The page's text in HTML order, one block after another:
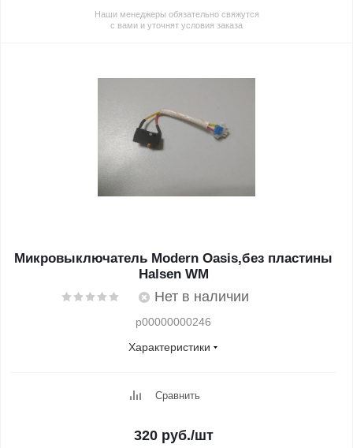
Наши менеджеры обязательно свяжутся
с вами и уточнят условия заказа
Микровыключатель Modern Oasis,без пластины
Halsen WM
Нет в наличии
p00000000246
Характеристики
Сравнить
320 руб./шт